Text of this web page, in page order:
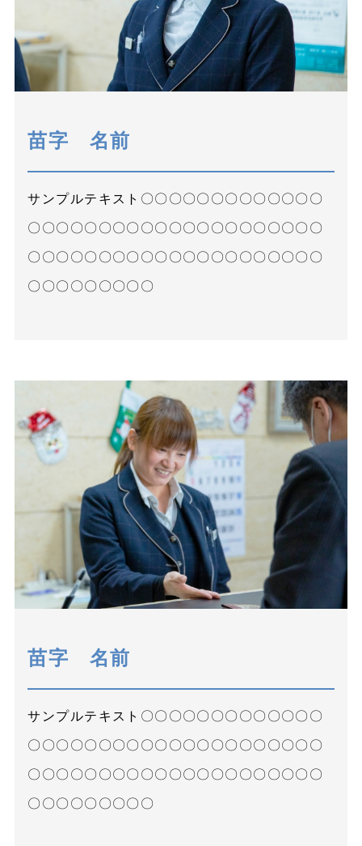
苗字 名前
サンプルテキスト〇〇〇〇〇〇〇〇〇〇〇〇〇
〇〇〇〇〇〇〇〇〇〇〇〇〇〇〇〇〇〇〇〇〇
〇〇〇〇〇〇〇〇〇〇〇〇〇〇〇〇〇〇〇〇〇
〇〇〇〇〇〇〇〇〇
苗字 名前
サンプルテキスト〇〇〇〇〇〇〇〇〇〇〇〇〇
〇〇〇〇〇〇〇〇〇〇〇〇〇〇〇〇〇〇〇〇〇
〇〇〇〇〇〇〇〇〇〇〇〇〇〇〇〇〇〇〇〇〇
〇〇〇〇〇〇〇〇〇